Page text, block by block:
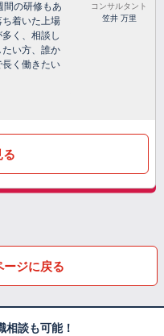
間の研修もあ
着いた上場
く、相談し
い方、誰か
く働きたい
コンサルタント
笠井 万里
る
ージに戻る
相談も可能！